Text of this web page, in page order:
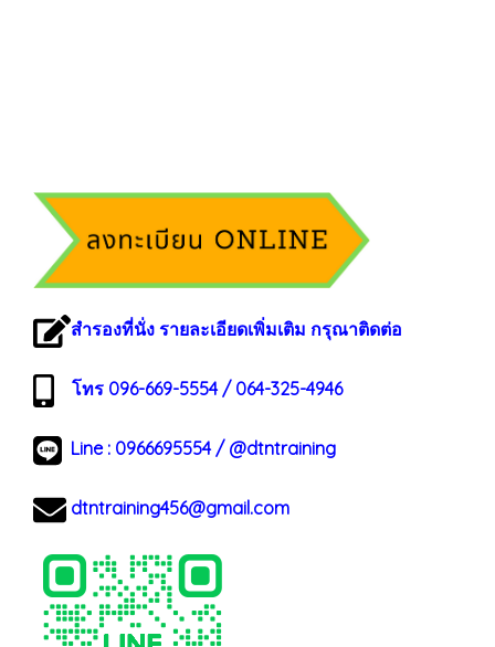
สำรองที่นั่ง รายละเอียดเพิ่มเติม กรุณาติดต่อ
โทร 096-669-5554 / 064-325-4946
Line : 0966695554/ @dtntraining
dtntraining456@gmail.com